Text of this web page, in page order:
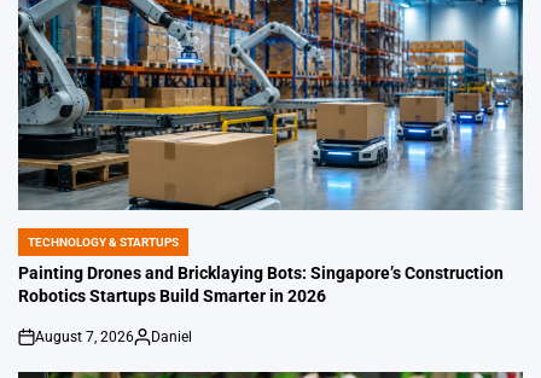
POSTED
IN
TECHNOLOGY & STARTUPS
Painting Drones and Bricklaying Bots: Singapore’s Construction
Robotics Startups Build Smarter in 2026
on
August 7, 2026
Posted
Daniel